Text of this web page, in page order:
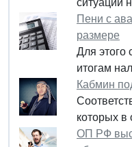
Пени с
размере
Для этого
итогам
Кабмин
которых в
ОП РФ